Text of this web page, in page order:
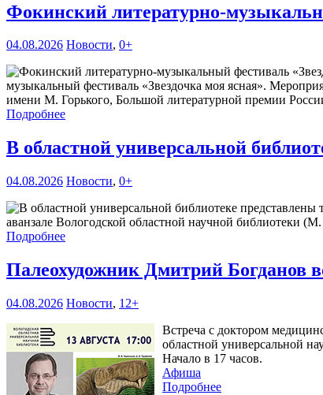
Фокинский литературно-
04.08.2026 Новости, 0+
музыкальный фестиваль «Звездочка моя ясная».
имени М. Горького, Большой литературной премии
Подробнее
В областной универсальной
04.08.2026 Новости, 0+
аванзале Вологодской областной научной библиотеки
Подробнее
Палеохудожник Дмитрий Богданов
04.08.2026 Новости, 12+
Встреча с доктором
областной универсальной
Начало в 17 часов.
Афиша
Подробнее